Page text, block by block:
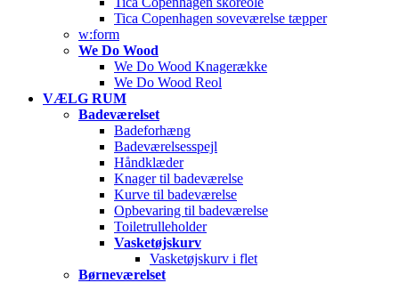
Tica Copenhagen soveværelse tæpper
w:form
We Do Wood
We Do Wood Knagerække
We Do Wood Reol
VÆLG RUM
Badeværelset
Badeforhæng
Badeværelsesspejl
Håndklæder
Knager til badeværelse
Kurve til badeværelse
Opbevaring til badeværelse
Toiletrulleholder
Vasketøjskurv
Vasketøjskurv i flet
Børneværelset